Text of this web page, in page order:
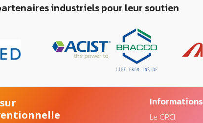
industriels pour leur soutien
Informations
Le GRCI